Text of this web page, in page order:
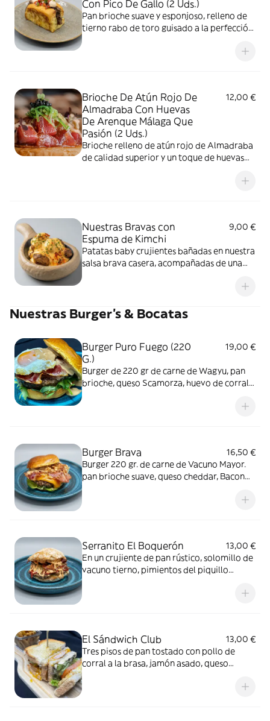
Con Pico De Gallo (2 Uds.)
Pan brioche suave y esponjoso, relleno de
tierno rabo de toro guisado a la perfección
Brioche De Atún Rojo De
Almadraba Con Huevas
De Arenque Málaga Que
Pasión (2 Uds.)
12,00 €
Brioche relleno de atún rojo de Almadraba
de calidad superior y un toque de huevas
Nuestras Bravas con
Espuma de Kimchi
9,00 €
Patatas baby crujientes bañadas en nuestra
salsa brava casera, acompañadas de una
Nuestras Burger’s & Bocatas
Burger Puro Fuego (220
G.)
19,00 €
Burger de 220 gr de carne de Wagyu, pan
brioche, queso Scamorza, huevo de corral
Burger Brava
16,50 €
Burger 220 gr. de carne de Vacuno Mayor.
pan brioche suave, queso cheddar, Bacon
Serranito El Boquerón
13,00 €
En un crujiente de pan rústico, solomillo de
vacuno tierno, pimientos del piquillo
El Sándwich Club
13,00 €
Tres pisos de pan tostado con pollo de
corral a la brasa, jamón asado, queso
tomate, huevo de corral frito y mayonesa